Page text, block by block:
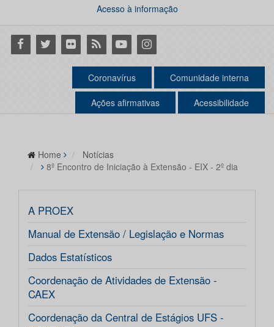
Acesso à informação
Facebook
Twitter Flickr RSS YoutubeInstagram
Coronavírus Comunidade interna
Ações afirmativas Acessibilidade
Home
Notícias
8º Encontro de Iniciação à Extensão - EIX - 2º dia
A PROEX
Manual de Extensão / Legislação e Normas
Dados Estatísticos
Coordenação de Atividades de Extensão -
CAEX
Coordenação da Central de Estágios UFS -